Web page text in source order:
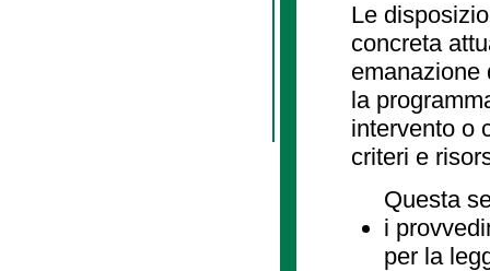
Le
concreta
emanazione
la
intervento o
criteri e
Questa
i
per la